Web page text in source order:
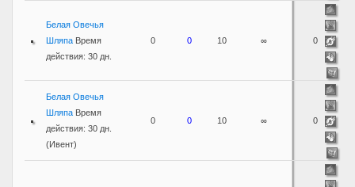
Белая Овечья
Шляпа Время
действия: 30 дн.
0 0 10 ∞ 0
Белая Овечья
Шляпа Время
действия: 30 дн.
(Ивент)
0 0 10 ∞ 0